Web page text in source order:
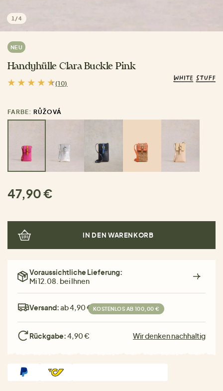
1 /4
NEU
Handyhülle Clara Buckle Pink
(10)
FARBE: RŮŽOVÁ
47,90 €
IN DEN WARENKORB
Voraussichtliche Lieferung:
Mi 12.08. bei Ihnen
Versand:ab 4,90 € KOSTENLOS AB 100,00 €
Rückgabe:4,90 € Wir denken nachhaltig